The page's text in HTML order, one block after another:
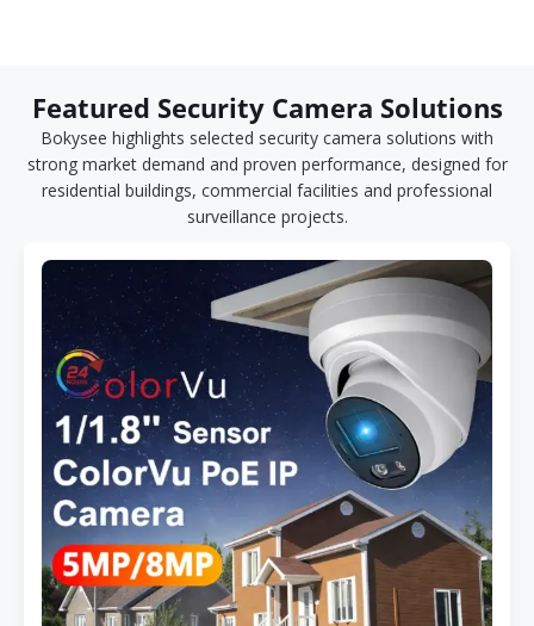
Featured Security Camera Solutions
Bokysee highlights selected security camera solutions with
strong market demand and proven performance, designed for
residential buildings, commercial facilities and professional
surveillance projects.